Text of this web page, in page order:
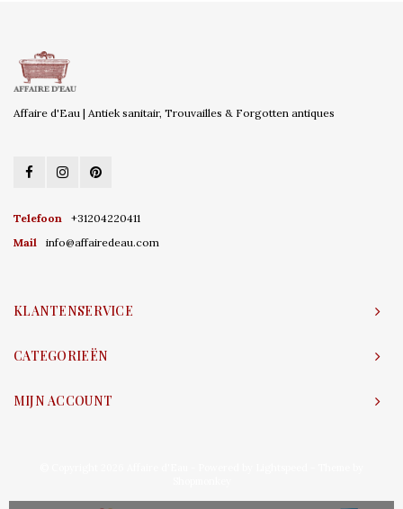
Affaire d'Eau | Antiek sanitair, Trouvailles & Forgotten antiques
Telefoon
+31204220411
Mail
info@affairedeau.com
KLANTENSERVICE
CATEGORIEËN
MIJN ACCOUNT